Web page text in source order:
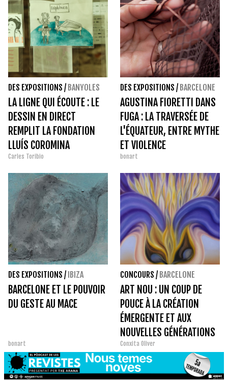
DES EXPOSITIONS / BANYOLES
LA LIGNE QUI ÉCOUTE : LE
DESSIN EN DIRECT
REMPLIT LA FONDATION
LLUÍS COROMINA
Carles Toribio
DES EXPOSITIONS / BARCELONE
AGUSTINA FIORETTI DANS
FUGA : LA TRAVERSÉE DE
L'ÉQUATEUR, ENTRE MYTHE
ET VIOLENCE
bonart
DES EXPOSITIONS / IBIZA
BARCELONE ET LE POUVOIR
DU GESTE AU MACE
bonart
CONCOURS / BARCELONE
ART NOU : UN COUP DE
POUCE À LA CRÉATION
ÉMERGENTE ET AUX
NOUVELLES GÉNÉRATIONS
ARTISTIQUES
Conxita Oliver